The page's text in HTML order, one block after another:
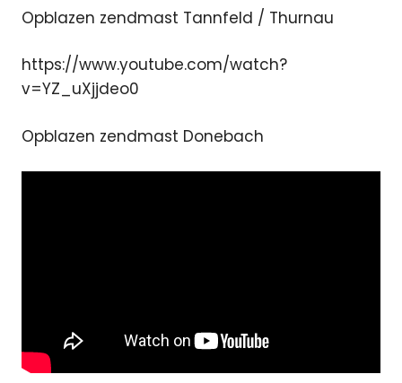
Opblazen zendmast Tannfeld / Thurnau
https://www.youtube.com/watch?
v=YZ_uXjjdeo0
Opblazen zendmast Donebach